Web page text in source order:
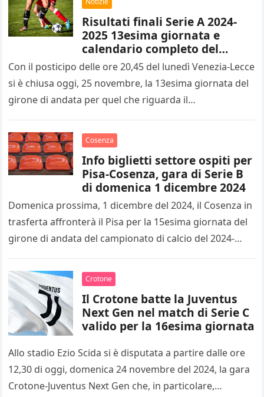
Risultati finali Serie A 2024-
2025 13esima giornata e
calendario completo del
14esimo turno
Con il posticipo delle ore 20,45 del lunedì Venezia-Lecce
si è chiusa oggi, 25 novembre, la 13esima giornata del
girone di andata per quel che riguarda il…
Cosenza
Info biglietti settore ospiti per
Pisa-Cosenza, gara di Serie B
di domenica 1 dicembre 2024
Domenica prossima, 1 dicembre del 2024, il Cosenza in
trasferta affronterà il Pisa per la 15esima giornata del
girone di andata del campionato di calcio del 2024-
Crotone
Il Crotone batte la Juventus
Next Gen nel match di Serie C
valido per la 16esima giornata
Allo stadio Ezio Scida si è disputata a partire dalle ore
12,30 di oggi, domenica 24 novembre del 2024, la gara
Crotone-Juventus Next Gen che, in particolare,…